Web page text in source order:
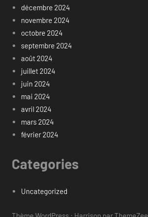
décembre 2024
novembre 2024
octobre 2024
septembre 2024
août 2024
juillet 2024
juin 2024
mai 2024
avril 2024
mars 2024
février 2024
Categories
Uncategorized